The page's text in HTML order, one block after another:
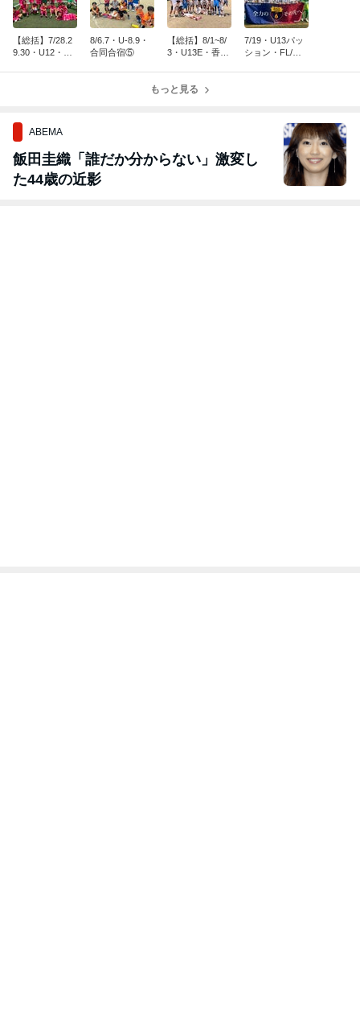
【総括】7/28.2
9.30・U12・強
8/6.7・U-8.9・
合同合宿⑤
【総括】8/1~8/
3・U13E・香川
7/19・U13パッ
ション・FL/第3
もっと見る
ABEMA
飯田圭織「誰だか分からない」激変し
た44歳の近影